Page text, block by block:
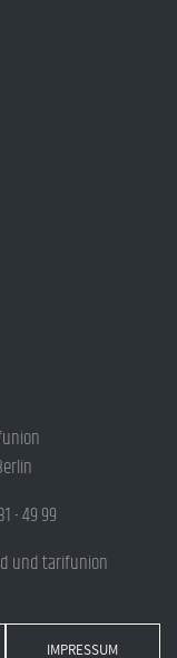
- 49 99
und tarifunion
IMPRESSUM